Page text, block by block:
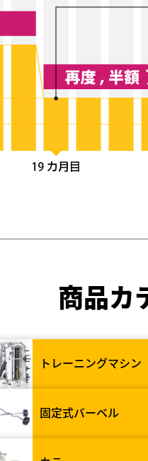
商品カ
トレーニングマシン
固定式バーベル